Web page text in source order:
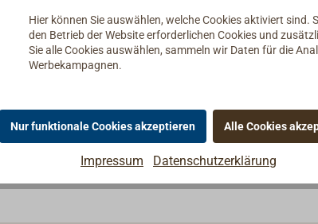
µm Trockenschicht
2059-001)
schleifbar: 24 Std, überstreichbar mit sich selbst: 9-12
Hier können Sie auswählen, welche Cookies aktiviert sind.
den Betrieb der Website erforderlichen Cookies und
Sie alle Cookies auswählen, sammeln wir Daten für die
Werbekampagnen.
Nur funktionale Cookies akzeptieren Alle Cookies
Impressum Datenschutzerklärung